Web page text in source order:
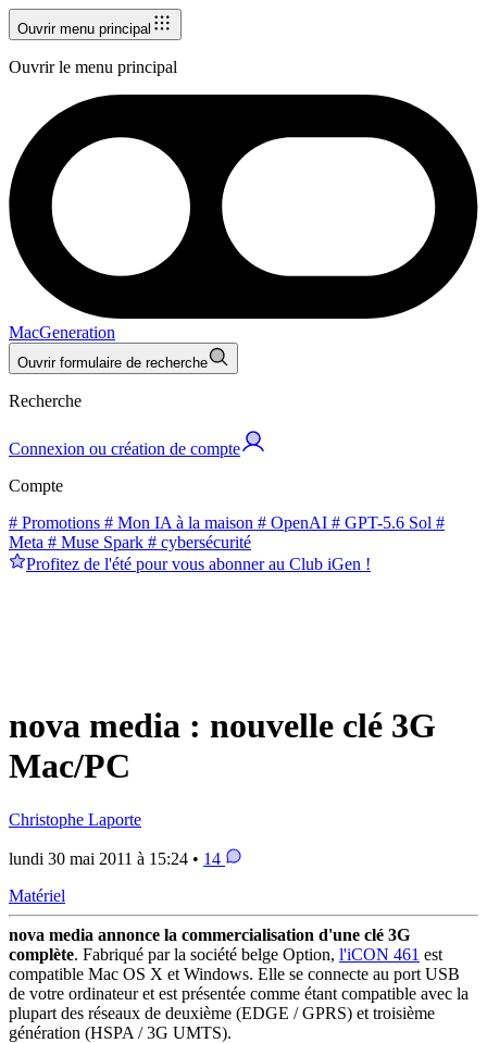
Ouvrir menu principal
Ouvrir le menu principal
MacGeneration
Ouvrir formulaire de recherche
Recherche
Connexion ou création de compte
Compte
# Promotions # Mon IA à la maison # OpenAI # GPT-5.6 Sol #
Meta # Muse Spark # cybersécurité
Profitez de l'été pour vous abonner au Club iGen !
nova media : nouvelle clé 3G
Mac/PC
Christophe Laporte
lundi 30 mai 2011 à 15:24 • 14
Matériel
nova media annonce la commercialisation d'une clé 3G
complète. Fabriqué par la société belge Option, l'iCON 461 est
compatible Mac OS X et Windows. Elle se connecte au port USB
de votre ordinateur et est présentée comme étant compatible avec la
plupart des réseaux de deuxième (EDGE / GPRS) et troisième
génération (HSPA / 3G UMTS).